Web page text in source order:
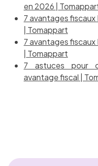
en 2026 |
7 avantages
| Tomappart
7 avantages
| Tomappart
7 astuces pour
avantage fiscal |